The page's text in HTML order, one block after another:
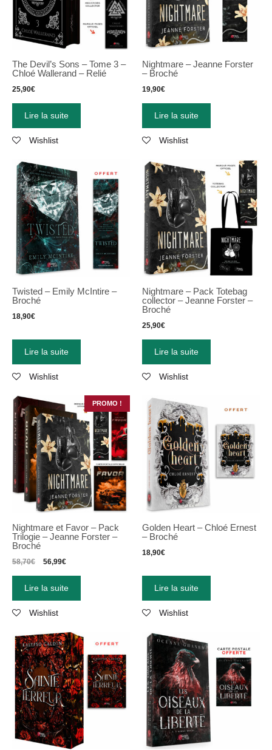
The Devil’s Sons – Tome 3 –
Chloé Wallerand – Relié
25,90€
Lire la suite
Wishlist
Nightmare – Jeanne Forster
– Broché
19,90€
Lire la suite
Wishlist
Twisted – Emily McIntire –
Broché
18,90€
Lire la suite
Wishlist
Nightmare – Pack Totebag
collector – Jeanne Forster –
Broché
25,90€
Lire la suite
Wishlist
PROMO !
Nightmare et Favor – Pack
Trilogie – Jeanne Forster –
Broché
58,70€ 56,99€
Lire la suite
Wishlist
Golden Heart – Chloé Ernest
– Broché
18,90€
Lire la suite
Wishlist